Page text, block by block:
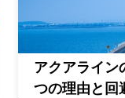
アクアライン
つの理由と回